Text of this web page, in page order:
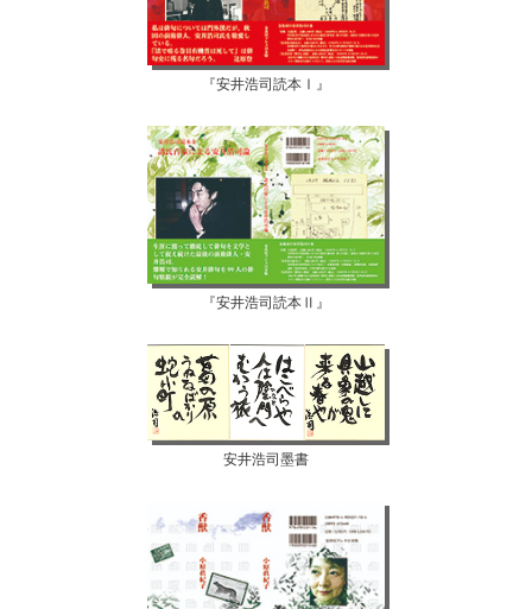
『安井浩司読本Ⅰ』
『安井浩司読本Ⅱ』
安井浩司墨書